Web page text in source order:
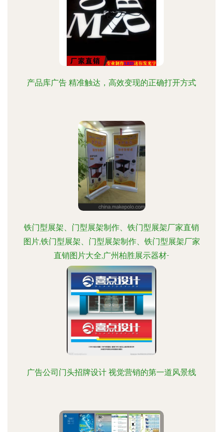
产品库广告 精准触达，高效变现的正确打开方式
铁门型展架、门型展架制作、铁门型展架厂家直销
图片,铁门型展架、门型展架制作、铁门型展架厂家
直销图片大全,广州柏胜展示器材-
广告公司门头招牌设计 视觉营销的第一道风景线